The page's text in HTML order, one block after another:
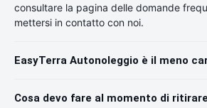
consultare la pagina delle domande
mettersi in contatto con noi.
EasyTerra Autonoleggio è il meno
Cosa devo fare al momento di